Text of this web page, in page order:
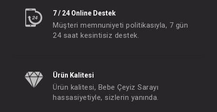
7 / 24 Online Destek
Müşteri memnuniyeti politikasıyla, 7 gün
24 saat kesintisiz destek.
Ürün Kalitesi
Ürün kalitesi, Bebe Çeyiz Sarayı
hassasiyetiyle, sizlerin yanında.